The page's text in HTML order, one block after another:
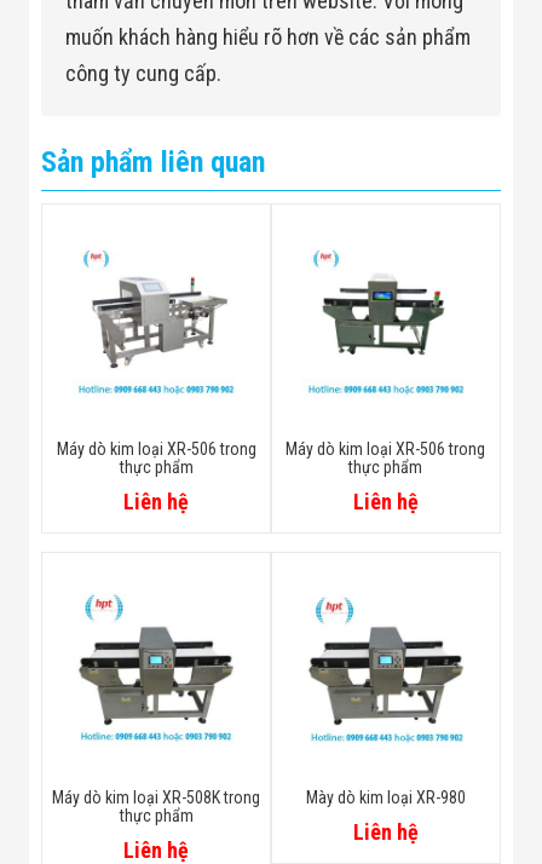
muốn khách hàng hiểu rõ hơn về các sản phẩm
công ty cung cấp.
Sản phẩm liên quan
Máy dò kim loại XR-506 trong
thực phẩm
Liên hệ
Máy dò kim loại XR-506 trong
thực phẩm
Liên hệ
Máy dò kim loại XR-508K trong
thực phẩm
Liên hệ
Mày dò kim loại XR-980
Liên hệ